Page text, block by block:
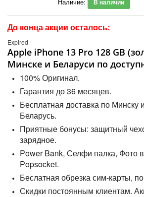
В наличии
До конца акции осталось:
Expired
Apple iPhone 13 Pro 128 GB
Минске и Беларуси по
100% Оригинал.
Гарантия до 36 месяцев.
Бесплатная доставка по Минску
Беларусь.
Приятные бонусы: защитный
зарядное.
Power Bank, Селфи палка, Фото
Popsocket.
Беслатная обрезка сим-карты,
Скидки постоянным клиентам.